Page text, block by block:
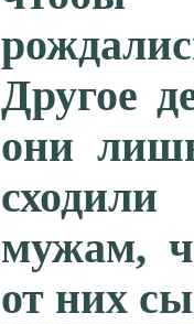
Другое
они
мужам,
от них